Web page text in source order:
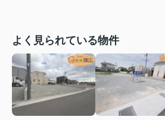
よく見られている物件